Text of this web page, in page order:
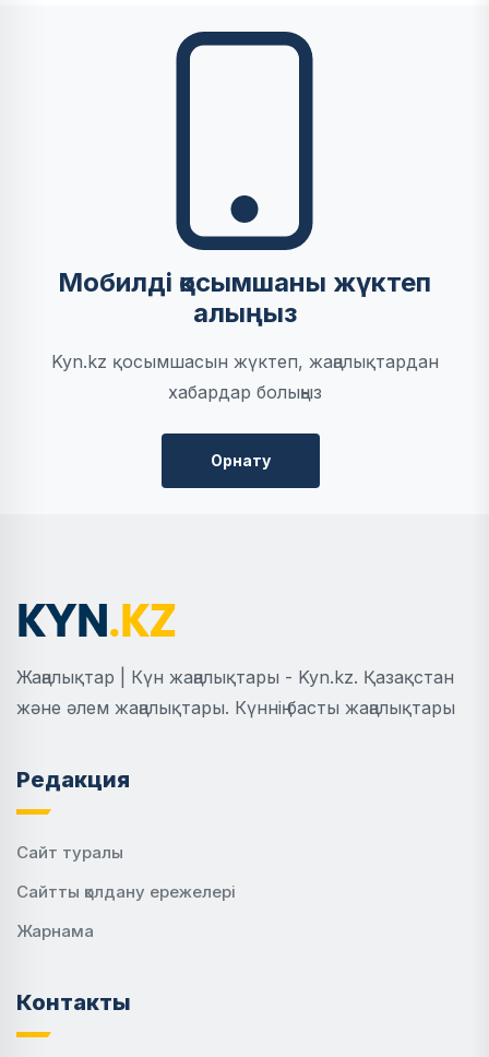
Мобилді қосымшаны жүктеп
алыңыз
Kyn.kz қосымшасын жүктеп, жаңалықтардан
хабардар болыңыз
Орнату
Жаңалықтар | Күн жаңалықтары - Kyn.kz. Қазақстан
және әлем жаңалықтары. Күннің басты жаңалықтары
Редакция
Сайт туралы
Сайтты қолдану ережелері
Жарнама
Контакты